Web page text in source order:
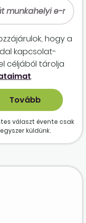
hogy a
kapcso­lat­
céljából tárolja
.
választ évente csak
egyszer küldünk.